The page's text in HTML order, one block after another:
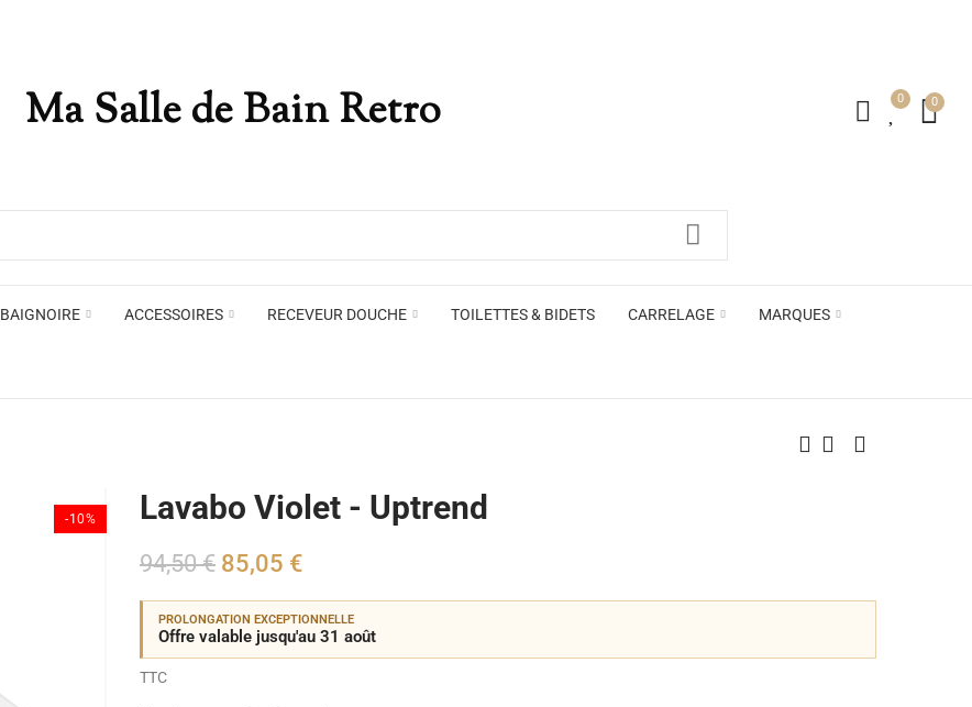
Ma Salle de Bain Retro 0 0
BAIGNOIRE ACCESSOIRES RECEVEUR DOUCHE TOILETTES & BIDETS CARRELAGE MARQUES
Voir toute la marque →
Appliques murales Miroirs ACB
-10% Lavabo Violet - Uptrend
94,50 € 85,05 €
PROLONGATION EXCEPTIONNELLE
Offre valable jusqu'au 31 août
TTC